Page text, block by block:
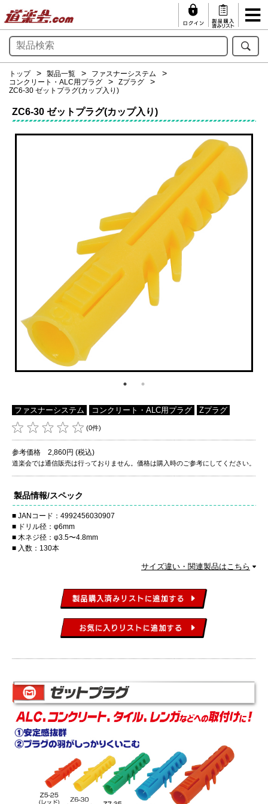
トップ 製品一覧
ファスナーシステム
コンクリート・ALC用プラグ
Zプラグ
ZC6-30 ゼットプラグ(カップ入り)
ZC6-30 ゼットプラグ(カップ入り)
ファスナーシステム コンクリート・ALC用プラグ Zプラグ
(0件)
参考価格 2,860円 (税込)
道楽会では通信販売は行っておりません。価格は購入時のご参考にしてください。
製品情報/スペック
JANコード：4992456030907
ドリル径：φ6mm
木ネジ径：φ3.5〜4.8mm
入数：130本
サイズ違い・関連製品はこちら